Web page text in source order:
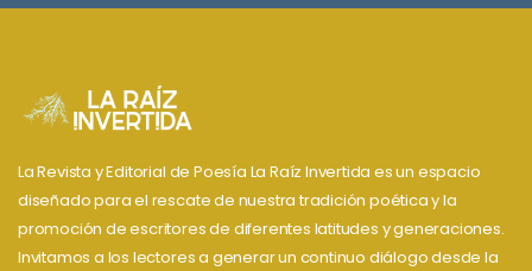
La Revista y Editorial de Poesía La Raíz Invertida es un espacio
diseñado para el rescate de nuestra tradición poética y la
promoción de escritores de diferentes latitudes y generaciones.
Invitamos a los lectores a generar un continuo diálogo desde la